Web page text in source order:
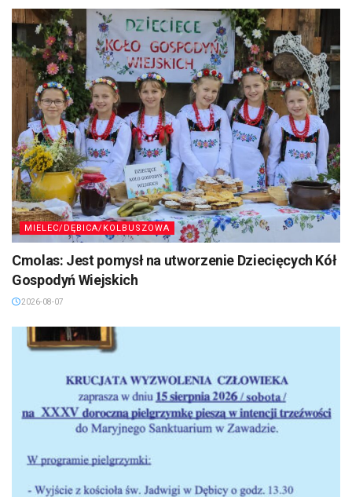
MIELEC/DĘBICA/KOLBUSZOWA
Cmolas: Jest pomysł na utworzenie Dziecięcych Kół
Gospodyń Wiejskich
2026-08-07